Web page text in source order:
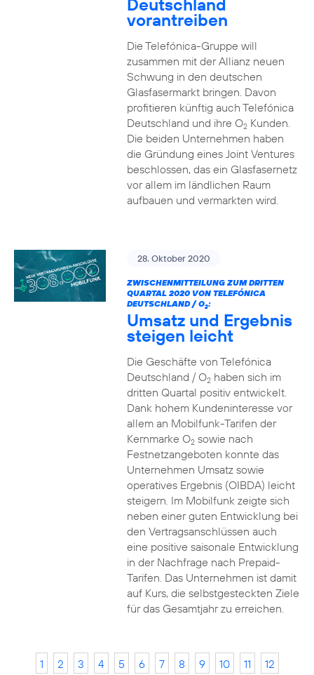
Deutschland
vorantreiben
Die Telefónica-Gruppe will
zusammen mit der Allianz neuen
Schwung in den deutschen
Glasfasermarkt bringen. Davon
profitieren künftig auch Telefónica
Deutschland und ihre O2Kunden.
Die beiden Unternehmen haben
die Gründung eines Joint Ventures
beschlossen, das ein Glasfasernetz
vor allem im ländlichen Raum
aufbauen und vermarkten wird.
28. Oktober 2020
ZWISCHENMITTEILUNG ZUM DRITTEN
QUARTAL 2020 VON TELEFÓNICA
DEUTSCHLAND / O2:
Umsatz und Ergebnis
steigen leicht
Die Geschäfte von Telefónica
Deutschland / O2haben sich im
dritten Quartal positiv entwickelt.
Dank hohem Kundeninteresse vor
allem an Mobilfunk-Tarifen der
Kernmarke O2sowie nach
Festnetzangeboten konnte das
Unternehmen Umsatz sowie
operatives Ergebnis (OIBDA) leicht
steigern. Im Mobilfunk zeigte sich
neben einer guten Entwicklung bei
den Vertragsanschlüssen auch
eine positive saisonale Entwicklung
in der Nachfrage nach Prepaid-
Tarifen. Das Unternehmen ist damit
auf Kurs, die selbstgesteckten Ziele
für das Gesamtjahr zu erreichen.
1 2 3 4 5 6 7 8 9 10 11
12